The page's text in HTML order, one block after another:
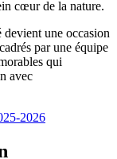
cœur de la nature.
une occasion
par une équipe
qui
avec
2026